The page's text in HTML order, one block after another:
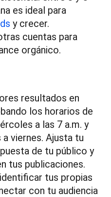
es ideal para
y crecer.
cuentas para
orgánico.
resultados en
los horarios de
a las 7 a.m. y
viernes. Ajusta tu
de tu público y
tus publicaciones.
tus propias
con tu audiencia